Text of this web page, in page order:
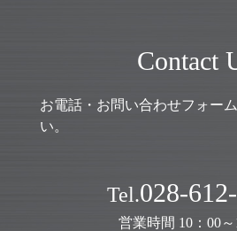
Contact
お電話・お問い合わせフォー
い。
Tel.028-
営業時間 10：00